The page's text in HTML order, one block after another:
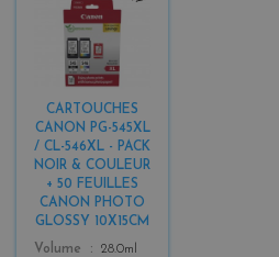
CARTOUCHES
CANON PG-545XL
/ CL-546XL - PACK
NOIR & COULEUR
+ 50 FEUILLES
CANON PHOTO
GLOSSY 10X15CM
Color
k
+
3
Volume
28.0ml